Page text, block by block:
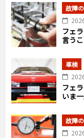
故障
フェ
言う
車検
フェ
いま
故障